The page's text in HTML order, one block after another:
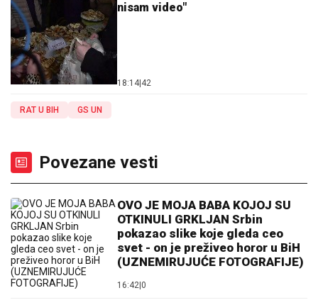
nisam video"
18:14 42
RAT U BIH GS UN
Povezane vesti
OVO JE MOJA BABA KOJOJ SU
OTKINULI GRKLJAN Srbin
pokazao slike koje gleda ceo
svet - on je preživeo horor u BiH
(UZNEMIRUJUĆE FOTOGRAFIJE)
16:42 0